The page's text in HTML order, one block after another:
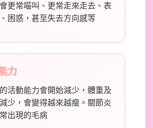
更常喵叫、更常走來走去、表
困惑，甚至失去方向感等
力
活動能力會開始減少，體重及
少，會變得越來越瘦。關節炎
出現的毛病